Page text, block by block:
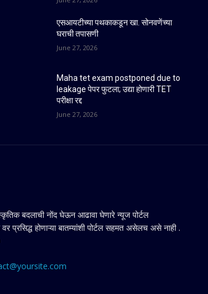
एसआयटीच्या पथकाकडून खा. सोनवणेंच्या
घराची तपासणी
June 27, 2026
Maha tet exam postponed due to
leakage पेपर फुटला; उद्या होणारी TET
परीक्षा रद्द
June 27, 2026
बदलाची नोंद घेऊन आढावा घेणारे न्यूज पोर्टल
प्रसिद्ध होणाऱ्या बातम्यांशी पोर्टल सहमत असेलच असे नाही .